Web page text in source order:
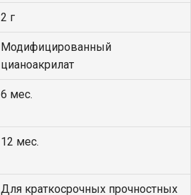
2 г
Модифицированный
цианоакрилат
6 мес.
12 мес.
Для краткосрочных прочностных